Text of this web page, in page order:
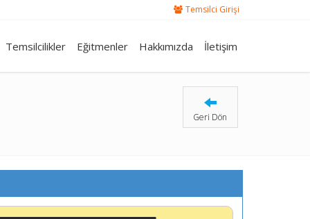
Temsilci Girişi
Temsilcilikler Eğitmenler Hakkımızda İletişim
Geri Dön